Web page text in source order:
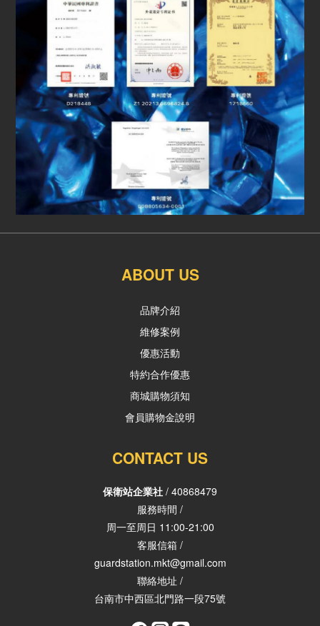
ABOUT US
品牌介紹
維修案例
優惠活動
特約合作優惠
商城購物須知
會員購物金說明
CONTACT US
保衛站企業社 / 40868479
服務時間 /
周一至周日 11:00-21:00
客服信箱 /
guardstation.mkt@gmail.com
聯絡地址 /
台南市中西區北門路一段75號